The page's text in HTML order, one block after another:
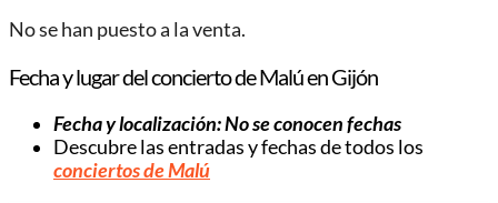
No se han puesto a la venta.
Fecha y lugar del concierto de Malú en Gijón
Fecha y localización: No se conocen fechas
Descubre las entradas y fechas de todos los
conciertos de Malú